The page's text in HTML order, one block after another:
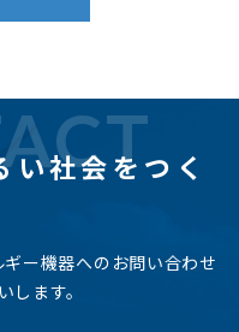
い社会をつく
ー機器へのお問い合わせ
します。